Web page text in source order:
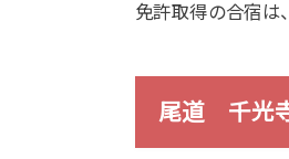
免許取得の合宿は
尾道 千光